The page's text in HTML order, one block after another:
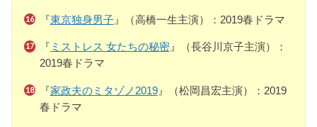
『東京独身男子』（高橋一生主演）：2019春ドラマ
『 ミストレス 女たちの秘密』（長谷川京子主演）：
2019春ドラマ
『家政夫のミタゾノ2019』（松岡昌宏主演）：2019
春ドラマ